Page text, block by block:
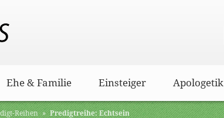
Ehe & Familie Einsteiger Apologetik
Reihen » Predigtreihe: Echtsein